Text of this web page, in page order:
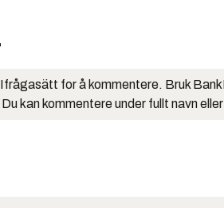
for å kommentere. Bruk
kan kommentere under fullt navn